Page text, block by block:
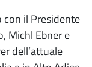
con il Presidente
Michl Ebner e
dell’attuale